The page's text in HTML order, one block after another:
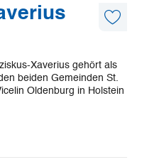
Xaverius gehört als
beiden Gemeinden St.
Oldenburg in Holstein